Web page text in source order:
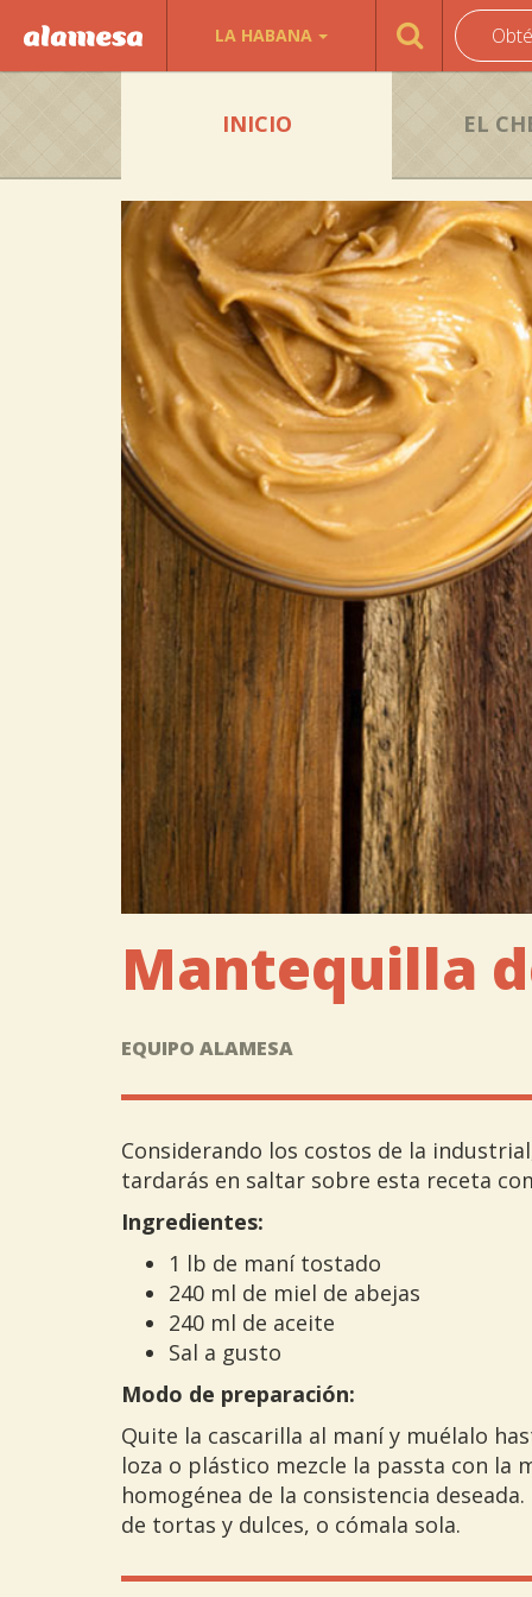
LA HABANA
INICIO EL
Mantequilla
EQUIPO ALAMESA
Considerando los costos de la
tardarás en saltar sobre esta receta
Ingredientes:
1 lb de maní tostado
240 ml de miel de abejas
240 ml de aceite
Sal a gusto
Modo de preparación:
Quite la cascarilla al maní y muélalo
loza o plástico mezcle la passta con la
homogénea de la consistencia
de tortas y dulces, o cómala sola.